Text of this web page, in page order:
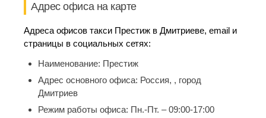
Адрес офиса на карте
Адреса офисов такси Престиж в Дмитриеве, email и
страницы в социальных сетях:
Наименование: Престиж
Адрес основного офиса: Россия, , город
Дмитриев
Режим работы офиса: Пн.-Пт. – 09:00-17:00